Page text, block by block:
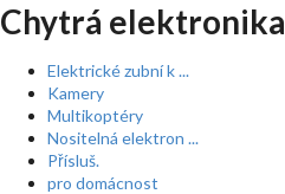
Chytrá elektronika
Elektrické zubní k ...
Kamery
Multikoptéry
Nositelná elektron ...
Přísluš.
pro domácnost